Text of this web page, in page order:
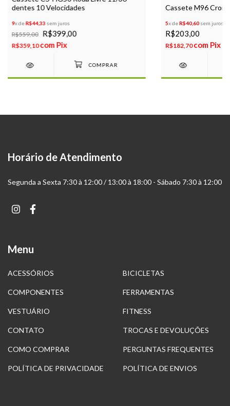
dentes 10 Velocidades
9x deR$44,33 sem juros
R$559,00 R$399,00
R$359,10com Pix
Cassete M96
5x deR$40,60sem juros
R$203,00
R$182,70com Pix
Horário de Atendimento
Segunda a Sexta 7:30 à 12:00 / 13:00 à 18:00 - Sábado 7:30 à 12:00
Menu
ACESSÓRIOS BICICLETAS
COMPONENTES FERRAMENTAS
VESTUÁRIO FITNESS
CONTATO TROCAS E DEVOLUÇÕES
COMO COMPRAR PERGUNTAS FREQUENTES
POLÍTICA DE PRIVACIDADE POLÍTICA DE ENVIOS